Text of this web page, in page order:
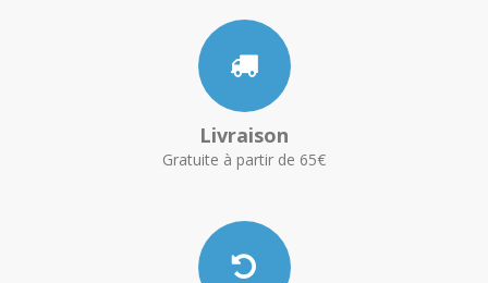
Livraison
Gratuite à partir de 65€